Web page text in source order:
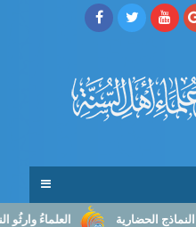
العلماءُ وارثُو النبوّة: